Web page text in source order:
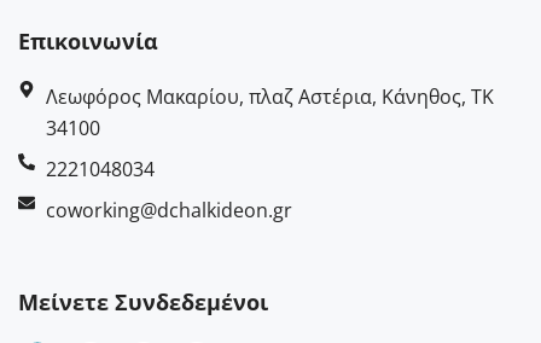
Επικοινωνία
Λεωφόρος Μακαρίου, πλαζ Αστέρια, Κάνηθος, ΤΚ
34100
2221048034
coworking@dchalkideon.gr
Μείνετε Συνδεδεμένοι